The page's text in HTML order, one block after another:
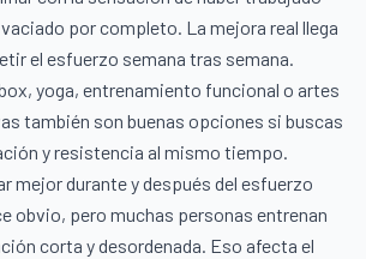
por completo. La mejora real llega
el esfuerzo semana tras semana.
yoga, entrenamiento funcional o artes
también son buenas opciones si buscas
y resistencia al mismo tiempo.
mejor durante y después del esfuerzo
obvio, pero muchas personas entrenan
corta y desordenada. Eso afecta el